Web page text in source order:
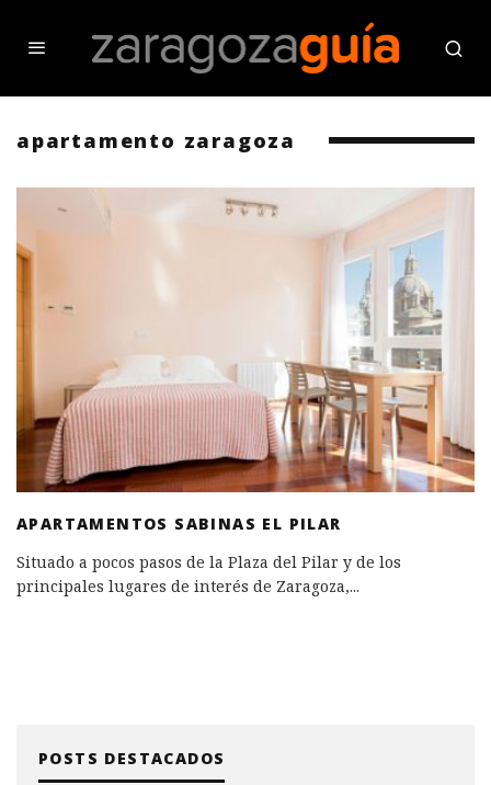
apartamento zaragoza
APARTAMENTOS SABINAS EL PILAR
Situado a pocos pasos de la Plaza del Pilar y de los
principales lugares de interés de Zaragoza,...
POSTS DESTACADOS